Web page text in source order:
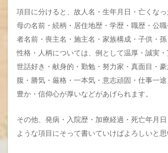
項目に分けると、故人名・生年月日・亡くな
母の名前・続柄・居住地歴・学歴・職歴・公
者名前・喪主名・施主名・家族構成・子供・孫
性格・人柄については、例として温厚・誠実・
世話好き・献身的・勤勉・努力家・真面目・
腹・勝気・厳格・一本気・意志頑固・仕事一
豊か・信仰心が厚いなどがあげられます。
その他、発病・入院歴・加療経過・死亡年月
ような項目にそって書いていけばよろしいと思